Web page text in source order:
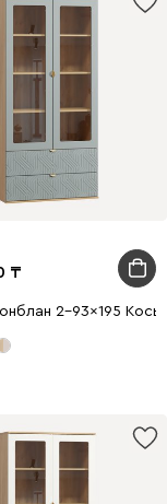
2-93x195 Косы